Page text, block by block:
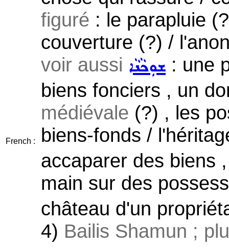
French :
figuré : le parapluie
couverture (?) /
voir aussi ܫܘܼܟܵܢܵܐ : une
biens fonciers , un
médiévale (?) , les
biens-fonds /
accaparer des biens
main sur des
château d'un
4) Bailis Shamun ;